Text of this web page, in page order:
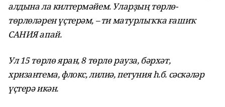
алдына ла килтермәйем. Уларҙың төрлө-
төрлөләрен үҫтерәм, – ти матурлыҡҡа ғашиҡ
САНИЯ апай.
Ул 15 төрлө яран, 8 төрлө рауза, бәрхәт,
хризантема, флокс, лилиә, петуния һ.б. сәскәләр
үҫтерә икән.